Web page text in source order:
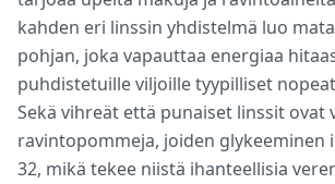
kahden eri linssin yhdistelmä luo
pohjan, joka vapauttaa energiaa
puhdistetuille viljoille tyypilliset
Sekä vihreät että punaiset linssit ovat
ravintopommeja, joiden glykeeminen
32, mikä tekee niistä ihanteellisia